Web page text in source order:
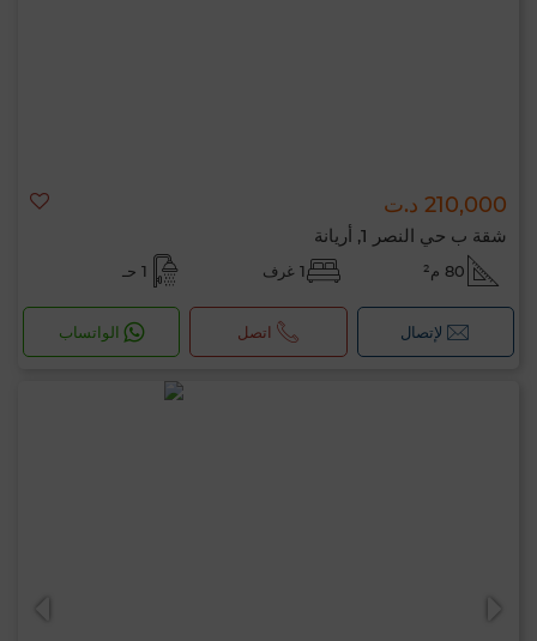
210,000 د.ت
شقة ب حي النصر 1, أريانة
80 م² 1 غرف 1 حـ
لإتصال اتصل الواتساب